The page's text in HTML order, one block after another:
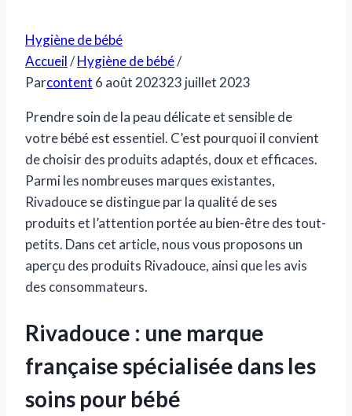
Hygiène de bébé
Accueil/Hygiène de bébé/
Parcontent 6 août 202323 juillet 2023
Prendre soin de la peau délicate et sensible de
votre bébé est essentiel. C’est pourquoi il convient
de choisir des produits adaptés, doux et efficaces.
Parmi les nombreuses marques existantes,
Rivadouce se distingue par la qualité de ses
produits et l’attention portée au bien-être des tout-
petits. Dans cet article, nous vous proposons un
aperçu des produits Rivadouce, ainsi que les avis
des consommateurs.
Rivadouce : une marque
française spécialisée dans les
soins pour bébé